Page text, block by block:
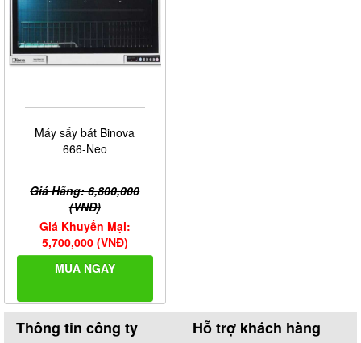
Máy sấy bát Binova
666-Neo
Giá Hãng: 6,800,000
(VNĐ)
Giá Khuyến Mại:
5,700,000 (VNĐ)
MUA NGAY
Thông tin công ty Hỗ trợ khách hàng